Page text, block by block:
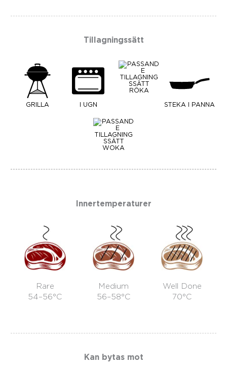
Tillagningssätt
GRILLA I UGN
RÖKA
STEKA I PANNA
WOKA
Innertemperaturer
Rare
54–56°C
Medium
56–58°C
Well Done
70°C
Kan bytas mot